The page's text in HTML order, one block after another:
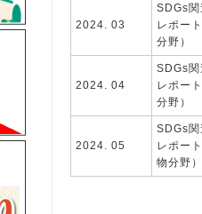
2024. 03
SDGs
レポー
分野）
2024. 04
SDGs
レポー
分野）
2024. 05
SDGs
レポー
物分野）